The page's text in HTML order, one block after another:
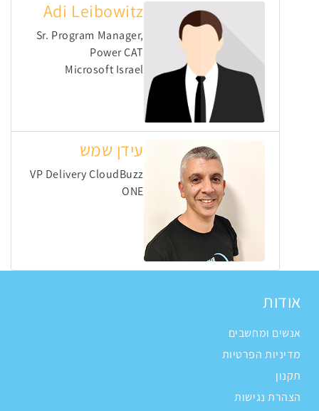
Adi Leibowitz
Sr. Program Manager,
Power CAT
Microsoft Israel
עידן שמש
VP Delivery CloudBuzz
ONE
אודות
אנשים ומחשבים
מדיניות הפרטיות
תקנון
הצהרת נגישות